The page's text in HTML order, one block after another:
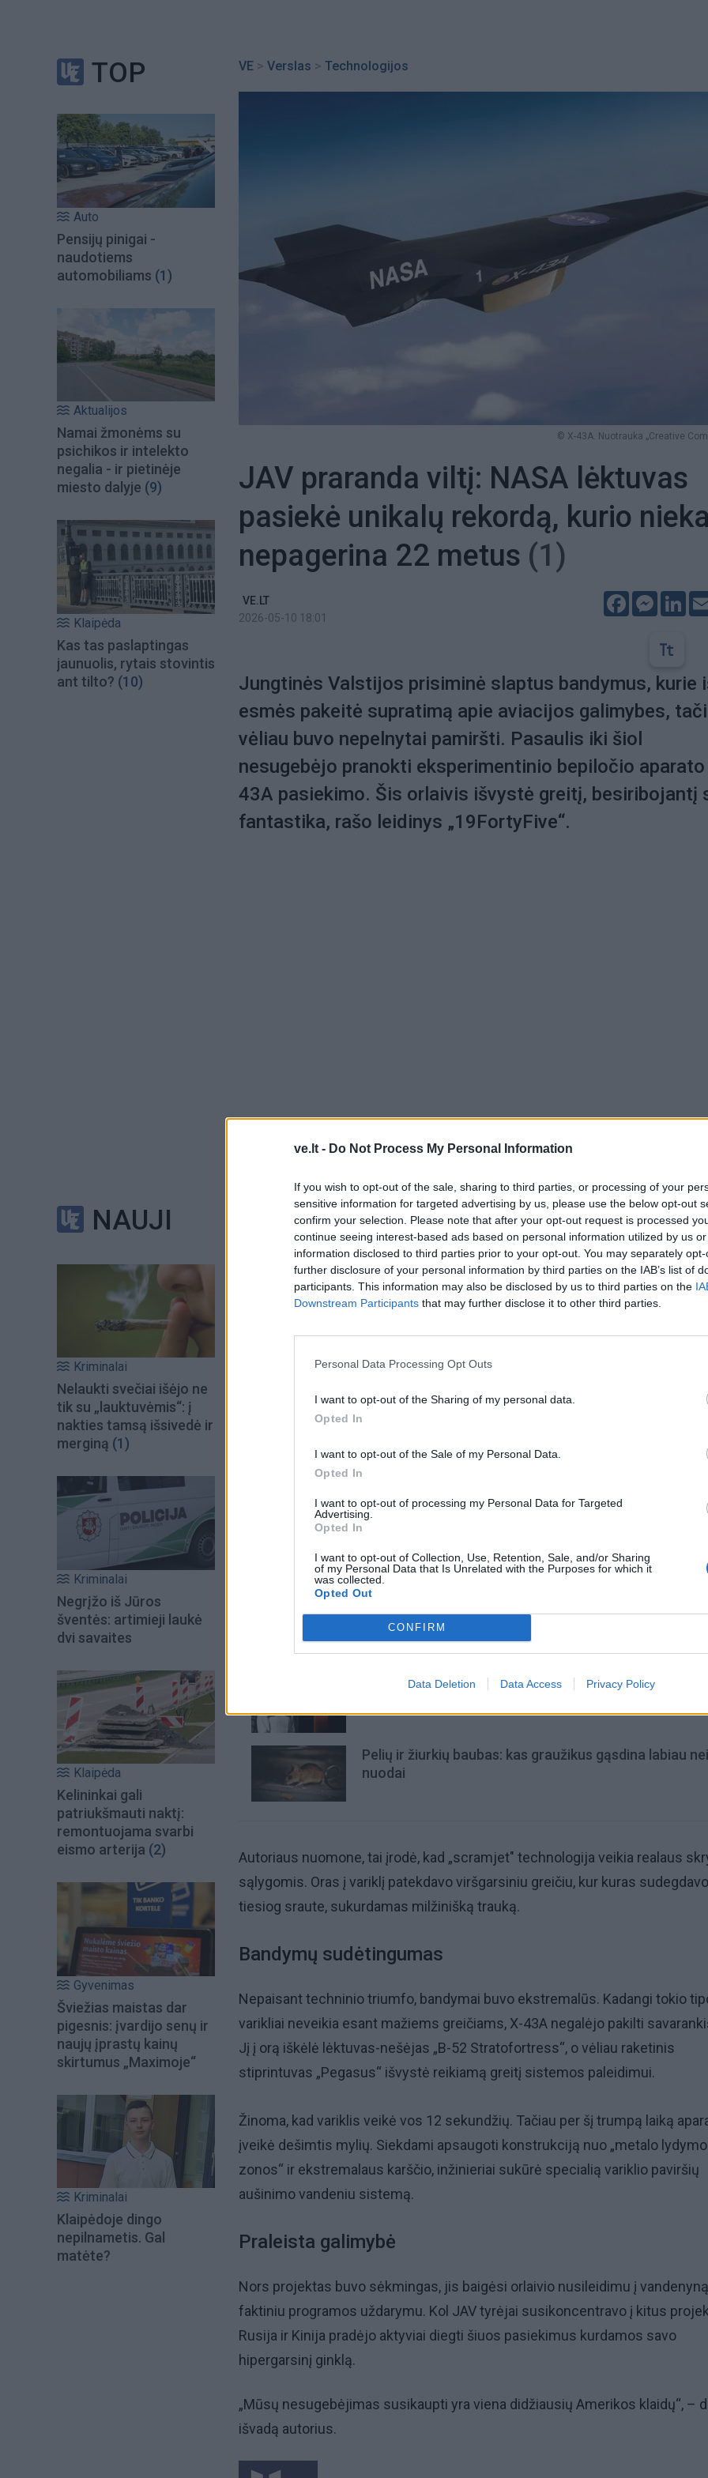
ve.lt - Do Not Process My Personal Information
If you wish to opt-out of the sale, sharing to third parties, or processing of your
sensitive information for targeted advertising by us, please use the below opt-out
confirm your selection. Please note that after your opt-out request is processed
continue seeing interest-based ads based on personal information utilized by us
information disclosed to third parties prior to your opt-out. You may separately
further disclosure of your personal information by third parties on the IAB’s list of
participants. This information may also be disclosed by us to third parties on the
Downstream Participants that may further disclose it to other third parties.
Personal Data Processing Opt Outs
I want to opt-out of the Sharing of my personal data.
Opted In
I want to opt-out of the Sale of my Personal Data.
Opted In
I want to opt-out of processing my Personal Data for Targeted
Advertising.
Opted In
I want to opt-out of Collection, Use, Retention, Sale, and/or Sharing
of my Personal Data that Is Unrelated with the Purposes for which it
was collected.
Opted Out
CONFIRM
Data Deletion Data Access Privacy Policy
TOP
Auto
Pensijų pinigai -
naudotiems
automobiliams (1)
Aktualijos
Namai žmonėms su
psichikos ir intelekto
negalia - ir pietinėje
miesto dalyje (9)
Klaipėda
Kas tas paslaptingas
jaunuolis, rytais stovintis
ant tilto? (10)
NAUJI
Kriminalai
Nelaukti svečiai išėjo ne
tik su „lauktuvėmis“: į
nakties tamsą išsivedė ir
merginą (1)
Kriminalai
Negrįžo iš Jūros
šventės: artimieji laukė
dvi savaites
Klaipėda
Kelininkai gali
patriukšmauti naktį:
remontuojama svarbi
eismo arterija (2)
Gyvenimas
Šviežias maistas dar
pigesnis: įvardijo senų ir
naujų įprastų kainų
skirtumus „Maximoje“
Kriminalai
Klaipėdoje dingo
nepilnametis. Gal
matėte?
VE > Verslas > Technologijos
© X-43A. Nuotrauka „Creative
JAV praranda viltį: NASA lėktuvas
pasiekė unikalų rekordą, kurio
nepagerina 22 metus (1)
VE.LT
2026-05-10 18:01
Facebook
Jungtinės Valstijos prisiminė slaptus bandymus, kurie
esmės pakeitė supratimą apie aviacijos galimybes,
vėliau buvo nepelnytai pamiršti. Pasaulis iki šiol
nesugebėjo pranokti eksperimentinio bepiločio aparato
43A pasiekimo. Šis orlaivis išvystė greitį, besiribojantį
fantastika, rašo leidinys „19FortyFive“.
kg svorio tiriamasis lėktuvas, sukurtas pagal NASA „Hyper-X“ programą,
Mach 9,68 (maždaug 11265 km/h) greitį.
Remiantis turimais duomenimis, skrydis vyko 33528 metrų aukštyje virš
vandenyno. Tai pavertė X-43A greičiausiu oru kvėpuojančiu aparatu
Pagrindinis orlaivio išskirtinumas – unikalus vandeniliu varomas
viršgarsinis degimo variklis (angl. scramjet).
rašoma straipsnyje.
Šiuo metu skaitomiausi
Mirė garsi lietuvių aktorė: „Jos vaidmenys išliks
Pelių ir žiurkių baubas: kas graužikus gąsdina labiau nei
nuodai
Autoriaus nuomone, tai įrodė, kad „scramjet" technologija veikia realaus
sąlygomis. Oras į variklį patekdavo viršgarsiniu greičiu, kur kuras sudegdavo
tiesiog sraute, sukurdamas milžinišką trauką.
Bandymų sudėtingumas
Nepaisant techninio triumfo, bandymai buvo ekstremalūs. Kadangi tokio
varikliai neveikia esant mažiems greičiams, X-43A negalėjo pakilti
Jį į orą iškėlė lėktuvas-nešėjas „B-52 Stratofortress“, o vėliau raketinis
stiprintuvas „Pegasus“ išvystė reikiamą greitį sistemos paleidimui.
Žinoma, kad variklis veikė vos 12 sekundžių. Tačiau per šį trumpą laiką
įveikė dešimtis mylių. Siekdami apsaugoti konstrukciją nuo „metalo
zonos“ ir ekstremalaus karščio, inžinieriai sukūrė specialią variklio paviršių
aušinimo vandeniu sistemą.
Praleista galimybė
Nors projektas buvo sėkmingas, jis baigėsi orlaivio nusileidimu į
faktiniu programos uždarymu. Kol JAV tyrėjai susikoncentravo į kitus
Rusija ir Kinija pradėjo aktyviai diegti šiuos pasiekimus kurdamos savo
hipergarsinį ginklą.
„Mūsų nesugebėjimas susikaupti yra viena didžiausių Amerikos klaidų“, –
išvadą autorius.